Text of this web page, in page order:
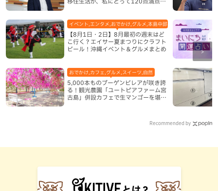
【8月1日・2日】8月最初の週末はど
こ行く？エイサー夏まつりにクラフト
ビール！沖縄イベント＆グルメまとめ
イベント,エンタメ,おでかけ,グルメ,本島中部,本島北部,本島南部
5,000本ものブーゲンビレアが咲き誇
る！観光農園「ユートピアファーム宮
古島」併設カフェで生マンゴーを堪能
おでかけ,カフェ,グルメ,スイーツ,自然
Recommended by